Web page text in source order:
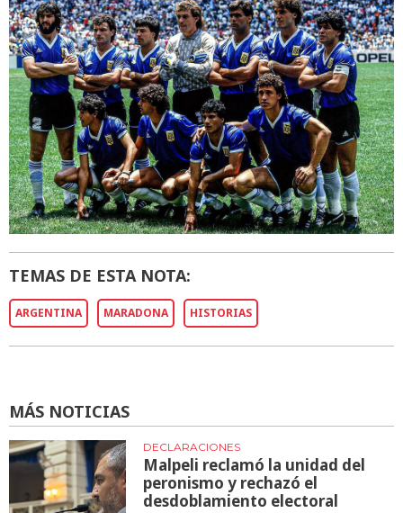
TEMAS DE ESTA NOTA:
ARGENTINA MARADONA HISTORIAS
MÁS NOTICIAS
DECLARACIONES
Malpeli reclamó la unidad del
peronismo y rechazó el
desdoblamiento electoral